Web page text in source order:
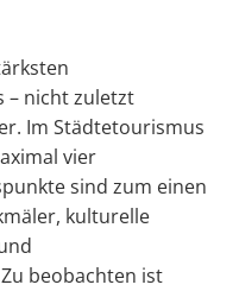
– nicht zuletzt
Im Städtetourismus
vier
sind zum einen
kulturelle
beobachten ist